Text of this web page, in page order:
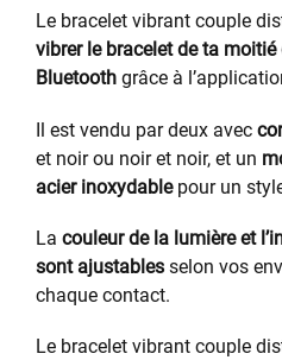
Le bracelet vibrant couple
vibrer le bracelet de ta
Bluetooth grâce à
Il est vendu par deux avec
et noir ou noir et noir, et un
acier inoxydablepour un
La couleur de la lumière et
sont ajustables selon vos
chaque contact.
Le bracelet vibrant couple